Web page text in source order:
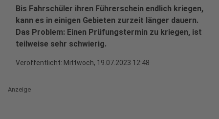
Bis Fahrschüler ihren Führerschein endlich kriegen,
kann es in einigen Gebieten zurzeit länger dauern.
Das Problem: Einen Prüfungstermin zu kriegen, ist
teilweise sehr schwierig.
Veröffentlicht: Mittwoch, 19.07.2023 12:48
Anzeige